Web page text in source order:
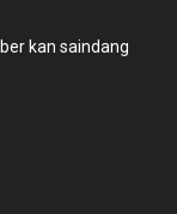
kan saindang